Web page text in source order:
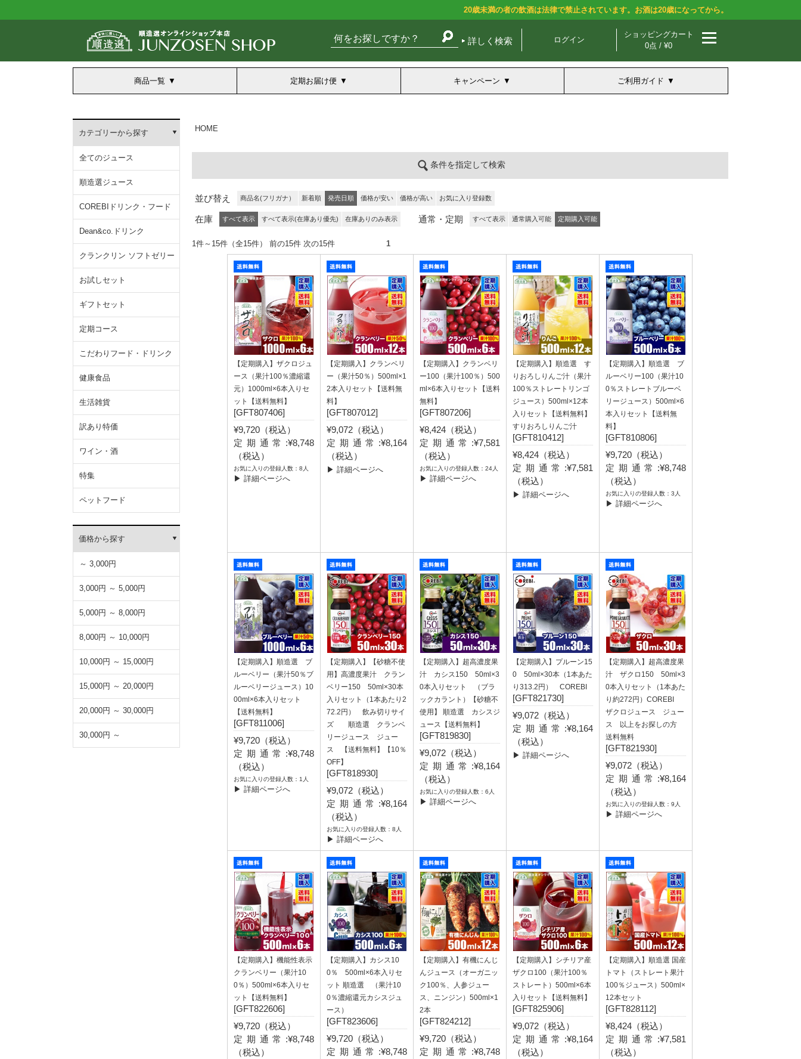
20歳未満の者の飲酒は法律で禁止されています。お酒は20歳になってから。
詳しく検索 ログイン
ショッピングカート
0点 / ¥0
商品一覧 定期お届け便 キャンペーン ご利用ガイド
カテゴリーから探す
全てのジュース
順造選ジュース
COREBIドリンク・フード
Dean&co.ドリンク
クランクリン ソフトゼリー
お試しセット
ギフトセット
定期コース
こだわりフード・ドリンク
健康食品
生活雑貨
訳あり特価
ワイン・酒
特集
ペットフード
価格から探す
～ 3,000円
3,000円 ～ 5,000円
5,000円 ～ 8,000円
8,000円 ～ 10,000円
10,000円 ～ 15,000円
15,000円 ～ 20,000円
20,000円 ～ 30,000円
30,000円 ～
HOME
条件を指定して検索
並び替え 商品名(フリガナ） 新着順 発売日順 価格が安い 価格が高い お気に入り登録数
在庫 すべて表示 すべて表示(在庫あり優先) 在庫ありのみ表示 通常・定期 すべて表示 通常購入可能 定期購入可能
1件～15件（全15件） 前の15件 次の15件 1
【定期購入】ザクロジュ
ース（果汁100％濃縮還
元）1000ml×6本入りセ
ット【送料無料】
[GFT807406]
¥9,720（税込）
定期通常:¥8,748
（税込）
お気に入りの登録人数：8人
▶ 詳細ページへ
【定期購入】クランベリ
ー（果汁50％）500ml×1
2本入りセット【送料無
料】
[GFT807012]
¥9,072（税込）
定期通常:¥8,164
（税込）
▶ 詳細ページへ
【定期購入】クランベリ
ー100（果汁100％）500
ml×6本入りセット【送料
無料】
[GFT807206]
¥8,424（税込）
定期通常:¥7,581
（税込）
お気に入りの登録人数：24人
▶ 詳細ページへ
【定期購入】順造選 す
りおろしりんご汁（果汁
100％ストレートリンゴ
ジュース）500ml×12本
入りセット【送料無料】
すりおろしりんご汁
[GFT810412]
¥8,424（税込）
定期通常:¥7,581
（税込）
▶ 詳細ページへ
【定期購入】順造選 ブ
ルーベリー100（果汁10
0％ストレートブルーベ
リージュース）500ml×6
本入りセット【送料無
料】
[GFT810806]
¥9,720（税込）
定期通常:¥8,748
（税込）
お気に入りの登録人数：3人
▶ 詳細ページへ
【定期購入】順造選 ブ
ルーベリー（果汁50％ブ
ルーベリージュース）10
00ml×6本入りセット
【送料無料】
[GFT811006]
¥9,720（税込）
定期通常:¥8,748
（税込）
お気に入りの登録人数：1人
▶ 詳細ページへ
【定期購入】【砂糖不使
用】高濃度果汁 クラン
ベリー150 50ml×30本
入りセット（1本あたり2
72.2円） 飲み切りサイ
ズ 順造選 クランベ
リージュース ジュー
ス 【送料無料】【10％
OFF】
[GFT818930]
¥9,072（税込）
定期通常:¥8,164
（税込）
お気に入りの登録人数：8人
▶ 詳細ページへ
【定期購入】超高濃度果
汁 カシス150 50ml×3
0本入りセット （ブラ
ックカラント）【砂糖不
使用】 順造選 カシスジ
ュース【送料無料】
[GFT819830]
¥9,072（税込）
定期通常:¥8,164
（税込）
お気に入りの登録人数：6人
▶ 詳細ページへ
【定期購入】プルーン15
0 50ml×30本（1本あた
り313.2円） COREBI
[GFT821730]
¥9,072（税込）
定期通常:¥8,164
（税込）
▶ 詳細ページへ
【定期購入】超高濃度果
汁 ザクロ150 50ml×3
0本入りセット（1本あた
り約272円）COREBI
ザクロジュース ジュー
ス 以上をお探しの方
送料無料
[GFT821930]
¥9,072（税込）
定期通常:¥8,164
（税込）
お気に入りの登録人数：9人
▶ 詳細ページへ
【定期購入】機能性表示
クランベリー（果汁10
0％）500ml×6本入りセ
ット【送料無料】
[GFT822606]
¥9,720（税込）
定期通常:¥8,748
（税込）
【定期購入】カシス10
0％ 500ml×6本入りセ
ット 順造選 （果汁10
0％濃縮還元カシスジュ
ース）
[GFT823606]
¥9,720（税込）
定期通常:¥8,748
【定期購入】有機にんじ
んジュース（オーガニッ
ク100％、人参ジュー
ス、ニンジン）500ml×1
2本
[GFT824212]
¥9,720（税込）
定期通常:¥8,748
【定期購入】シチリア産
ザクロ100（果汁100％
ストレート）500ml×6本
入りセット【送料無料】
[GFT825906]
¥9,072（税込）
定期通常:¥8,164
（税込）
【定期購入】順造選 国産
トマト（ストレート果汁
100％ジュース）500ml×
12本セット
[GFT828112]
¥8,424（税込）
定期通常:¥7,581
（税込）